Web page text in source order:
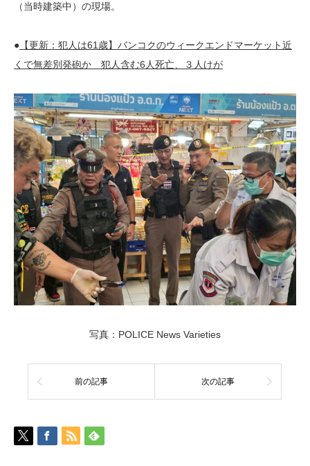
（当時建築中）の現場。
● 【更新：犯人は61歳】バンコクのウィークエンドマーケット近
くで無差別発砲か 犯人含む6人死亡、３人けが
写真：POLICE News Varieties
前の記事 次の記事